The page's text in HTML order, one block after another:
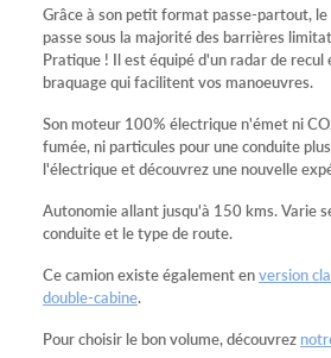
Grâce à son petit format passe-partout,
passe sous la majorité des barrières
Pratique ! Il est équipé d'un radar de recul
braquage qui facilitent vos manoeuvres.
Son moteur 100% électrique n'émet ni
fumée, ni particules pour une conduite
l'électrique et découvrez une nouvelle
Autonomie allant jusqu'à 150 kms. Varie
conduite et le type de route.
Ce camion existe également enversion
double-cabine.
Pour choisir le bon volume, découvrez